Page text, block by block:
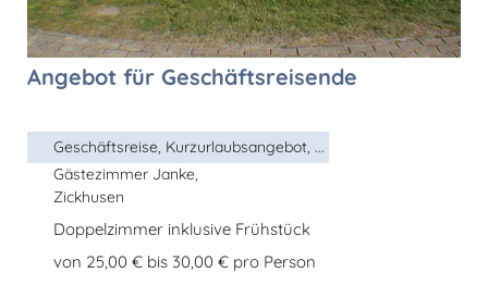
Angebot für Geschäftsreisende
Geschäftsreise, Kurzurlaubsangebot, ...
Gästezimmer Janke,
Zickhusen
Doppelzimmer inklusive Frühstück
von 25,00 € bis 30,00 € pro Person